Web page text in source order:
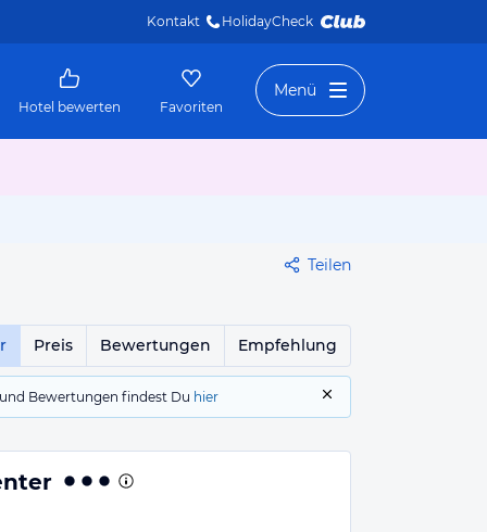
Kontakt HolidayCheck
Hotel bewerten Favoriten
Menü
Teilen
Preis Bewertungen Empfehlung
Bewertungen findest Du hier